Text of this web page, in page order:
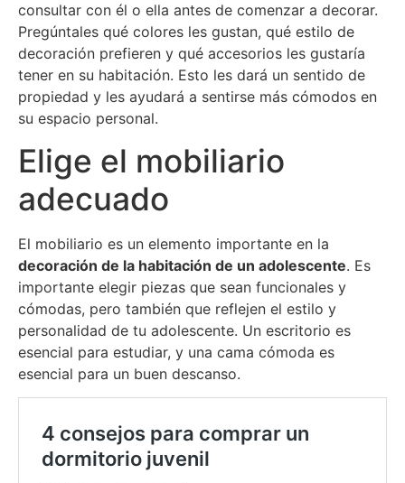
consultar con él o ella antes de comenzar a decorar.
Pregúntales qué colores les gustan, qué estilo de
decoración prefieren y qué accesorios les gustaría
tener en su habitación. Esto les dará un sentido de
propiedad y les ayudará a sentirse más cómodos en
su espacio personal.
Elige el mobiliario
adecuado
El mobiliario es un elemento importante en la
decoración de la habitación de un adolescente. Es
importante elegir piezas que sean funcionales y
cómodas, pero también que reflejen el estilo y
personalidad de tu adolescente. Un escritorio es
esencial para estudiar, y una cama cómoda es
esencial para un buen descanso.